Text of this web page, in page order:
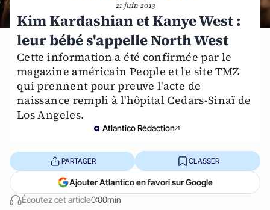
21 juin 2013
Kim Kardashian et Kanye West :
leur bébé s'appelle North West
Cette information a été confirmée par le
magazine américain People et le site TMZ
qui prennent pour preuve l'acte de
naissance rempli à l'hôpital Cedars-Sinaï de
Los Angeles.
Atlantico Rédaction
Écoutez cet article0:00min
PARTAGER CLASSER
Ajouter Atlantico en favori sur Google